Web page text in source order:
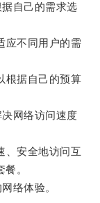
自己的需求选
不同用户的需
据自己的预算
网络访问速度
安全地访问互
。
络体验。